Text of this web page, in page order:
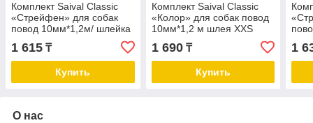
Комплект Saival Classic
«Стрейфен» для собак
повод 10мм*1,2м/ шлейка
быстросъемная XXS
1 615 ₸
Купить
Комплект Saival Classiс
«Колор» для собак повод
10мм*1,2 м шлея XXS
1 690₸
Купить
1
О нас